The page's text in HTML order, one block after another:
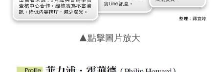
▲點擊圖片放大